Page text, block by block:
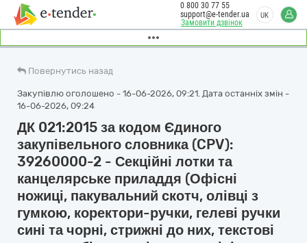
Замовити дзвінок
0 800 30 77 55
support@e-tender.ua
UK
Повернутись назад
Закупівлю оголошено - 16-06-2026, 09:21. Дата останніх змін -
16-06-2026, 09:24
ДК 021:2015 за кодом Єдиного
закупівельного словника (CPV):
39260000-2 - Секційні лотки та
канцелярське приладдя (Офісні
ножиці, пакувальний скотч, олівці з
гумкою, коректори-ручки, гелеві ручки
сині та чорні, стрижні до них, текстові